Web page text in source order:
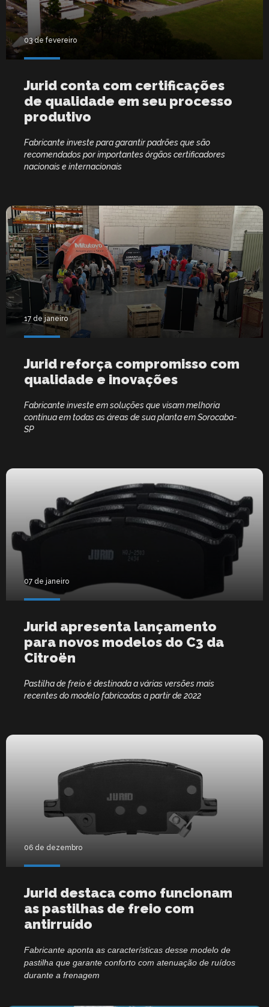
03 de fevereiro
Jurid conta com certificações
de qualidade em seu processo
produtivo
Fabricante investe para garantir padrões que são
recomendados por importantes órgãos certificadores
nacionais e internacionais
17 de janeiro
Jurid reforça compromisso com
qualidade e inovações
Fabricante investe em soluções que visam melhoria
contínua em todas as áreas de sua planta em Sorocaba-
SP
07 de janeiro
Jurid apresenta lançamento
para novos modelos do C3 da
Citroën
Pastilha de freio é destinada a várias versões mais
recentes do modelo fabricadas a partir de 2022
06 de dezembro
Jurid destaca como funcionam
as pastilhas de freio com
antirruído
Fabricante aponta as características desse modelo de
pastilha que garante conforto com atenuação de ruídos
durante a frenagem